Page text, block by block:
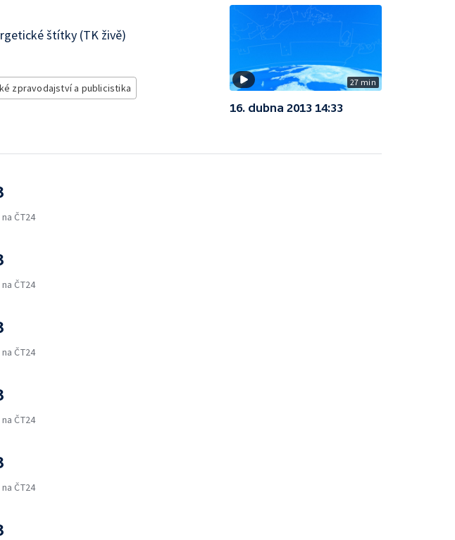
štítky (TK živě)
zpravodajství a publicistika
27 min
16. dubna 2013 14:33
na ČT24
na ČT24
na ČT24
na ČT24
na ČT24